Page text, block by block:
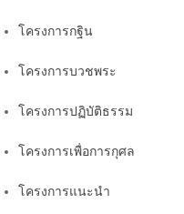
โครงการกฐิน
โครงการบวชพระ
โครงการปฏิบัติธรรม
โครงการเพื่อการกุศล
โครงการแนะนำ